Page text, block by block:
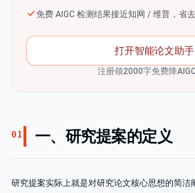
免费 AIGC 检测结果接近知网 / 维普，省
打开智能论文助手
注册领2000字免费降
01 一、研究提案的定义
研究提案实际上就是对研究论文核心思想的简洁